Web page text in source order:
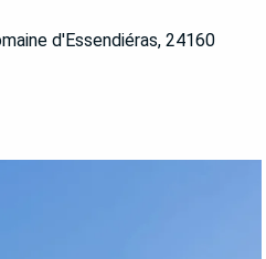
d'Essendiéras, 24160